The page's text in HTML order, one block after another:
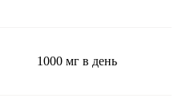
1000 мг в день